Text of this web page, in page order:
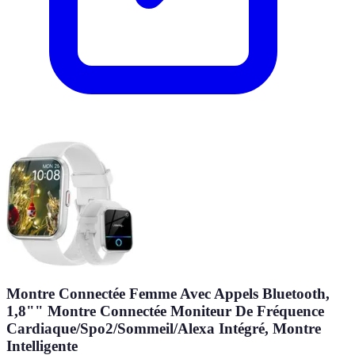
Montre Connectée Femme Avec Appels Bluetooth,
1,8"" Montre Connectée Moniteur De Fréquence
Cardiaque/Spo2/Sommeil/Alexa Intégré, Montre
Intelligente